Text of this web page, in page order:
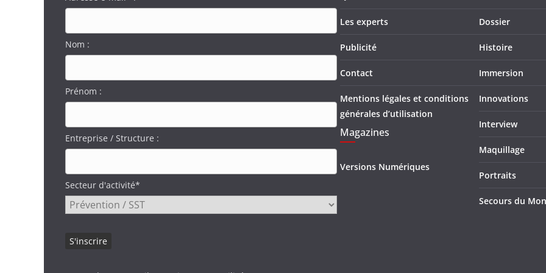
Nom :
Prénom :
Entreprise / Structure :
Secteur d'activité*
Les experts
Publicité
Contact
Mentions légales et conditions
générales d’utilisation
Magazines
Versions Numériques
Dossier
Histoire
Immersion
Innovations
Interview
Maquillage
Portraits
Secours du